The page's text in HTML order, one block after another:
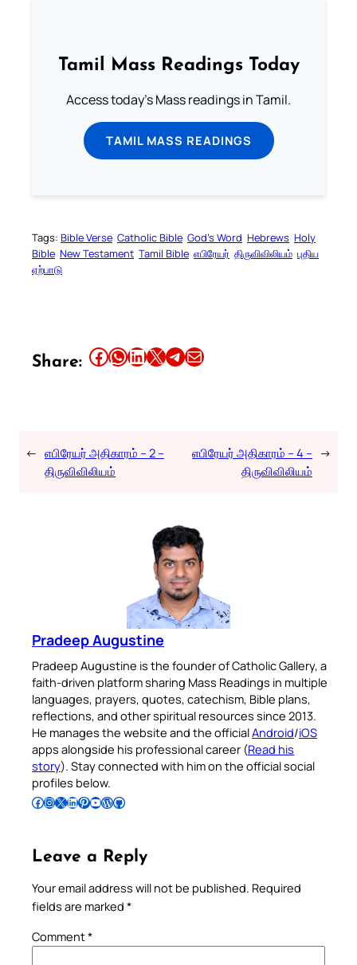
Tamil Mass Readings Today
Access today's Mass readings in Tamil.
TAMIL MASS READINGS
Tags: Bible Verse Catholic Bible God’s Word Hebrews Holy
Bible New Testament Tamil Bible எபிரேயர் திருவிவிலியம் புதிய
ஏற்பாடு
Share: Share this article on Facebook Share this article on WhatsApp Share this article on LinkedIn Share this article on X Share this article on TelegramEmail this Article
← எபிரேயர் அதிகாரம் – 2 –
திருவிவிலியம்
எபிரேயர் அதிகாரம் – 4 –
திருவிவிலியம்
→
Pradeep Augustine
Pradeep Augustine is the founder of Catholic Gallery, a
faith-driven platform sharing Mass Readings in multiple
languages, prayers, quotes, catechism, Bible plans,
reflections, and other spiritual resources since 2013.
He manages the website and the officialAndroid/iOS
apps alongside his professional career (Read his
story). Stay connected with him on the official social
profiles below.
Follow Pradeep on Facebook Follow Pradeep on InstagramFollow Pradeep on X Follow Pradeep on LinkedIn Follow Pradeep on Pinterest Subscribe to Pradeep’s Youtube Channel Follow Pradeep on WordPress Follow Pradeep on GitHub
Leave a Reply
Your email address will not be published. Required
fields are marked *
Comment*